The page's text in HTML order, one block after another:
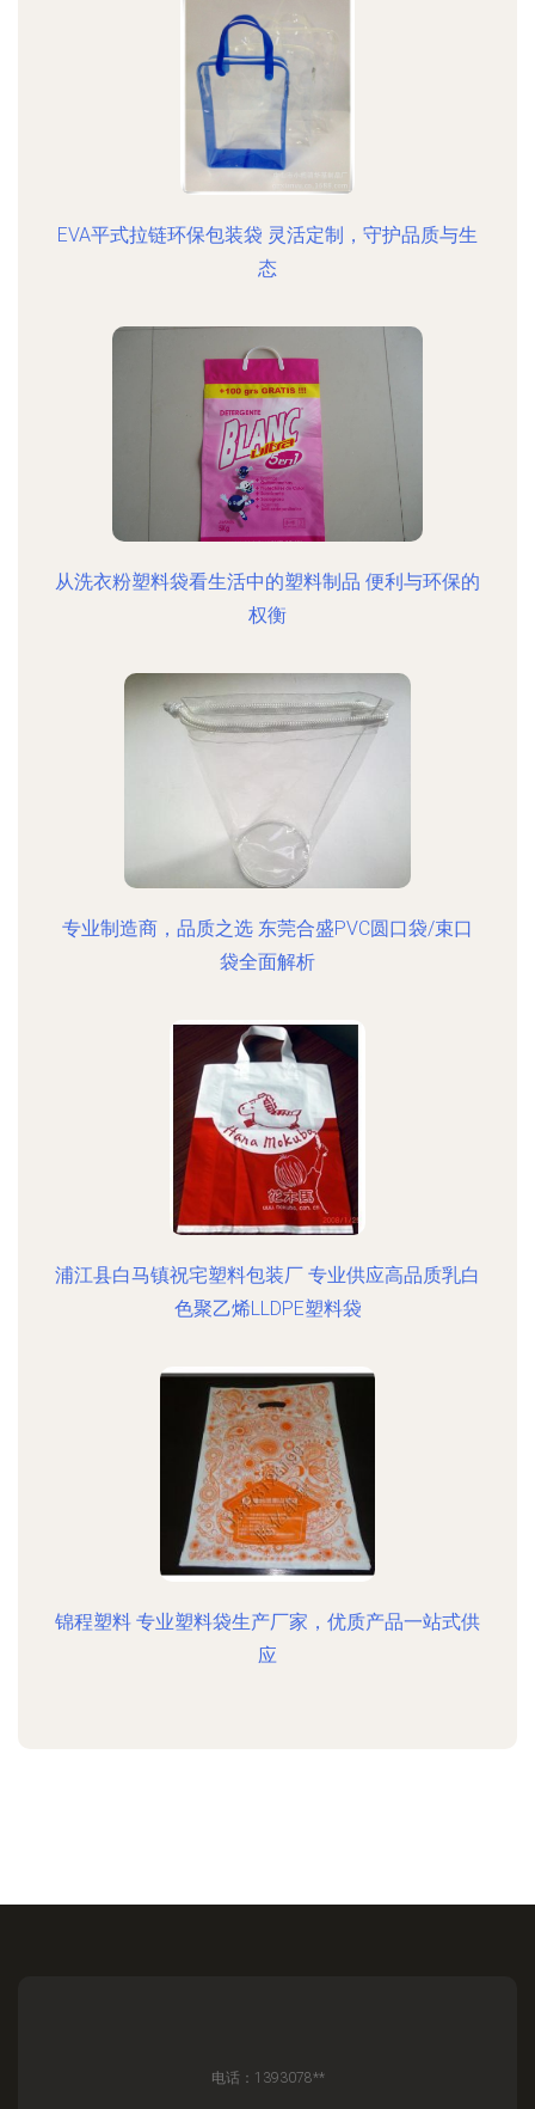
EVA平式拉链环保包装袋 灵活定制，守护品质与生
态
从洗衣粉塑料袋看生活中的塑料制品 便利与环保的
权衡
专业制造商，品质之选 东莞合盛PVC圆口袋/束口
袋全面解析
浦江县白马镇祝宅塑料包装厂 专业供应高品质乳白
色聚乙烯LLDPE塑料袋
锦程塑料 专业塑料袋生产厂家，优质产品一站式供
应
电话：1393078**